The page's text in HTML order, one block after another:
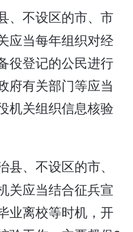
、不设区的市、市
应当每年组织对经
役登记的公民进行
府有关部门等应当
机关组织信息核验
、不设区的市、
关应当结合征兵宣
业离校等时机，开